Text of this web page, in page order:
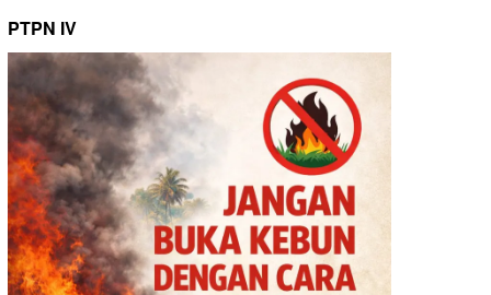
PTPN IV